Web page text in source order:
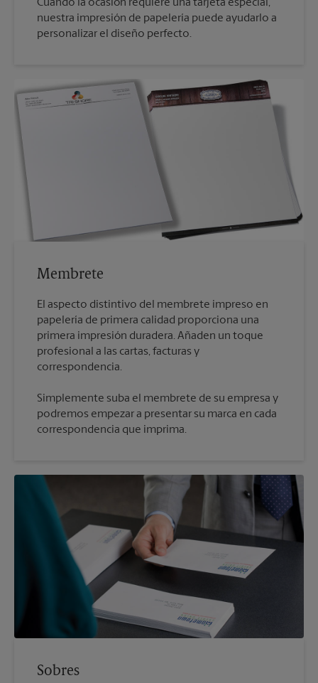
Cuando la ocasión requiere una tarjeta especial,
nuestra impresión de papelería puede ayudarlo a
personalizar el diseño perfecto.
Membrete
El aspecto distintivo del membrete impreso en
papelería de primera calidad proporciona una
primera impresión duradera. Añaden un toque
profesional a las cartas, facturas y
Simplemente suba el membrete de su empresa y
podremos empezar a presentar su marca en cada
correspondencia que imprima.
Sobres